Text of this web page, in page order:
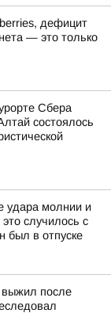
дефицит
— это только
Сбера
состоялось
удара молнии и
случилось с
был в отпуске
после